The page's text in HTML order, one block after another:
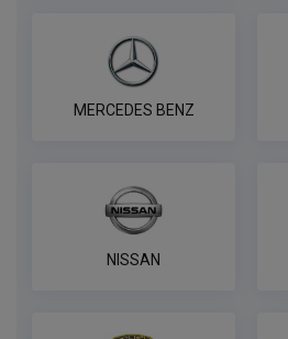
MERCEDES BENZ
NISSAN